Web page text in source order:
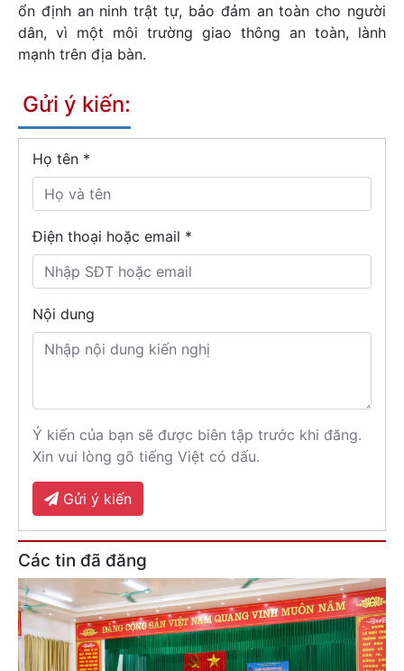
ổn định an ninh trật tự, bảo đảm an toàn cho người
dân, vì một môi trường giao thông an toàn, lành
mạnh trên địa bàn.
Gửi ý kiến:
Họ tên *
Điện thoại hoặc email *
Nội dung
Ý kiến của bạn sẽ được biên tập trước khi đăng.
Xin vui lòng gõ tiếng Việt có dấu.
Gửi ý kiến
Các tin đã đăng